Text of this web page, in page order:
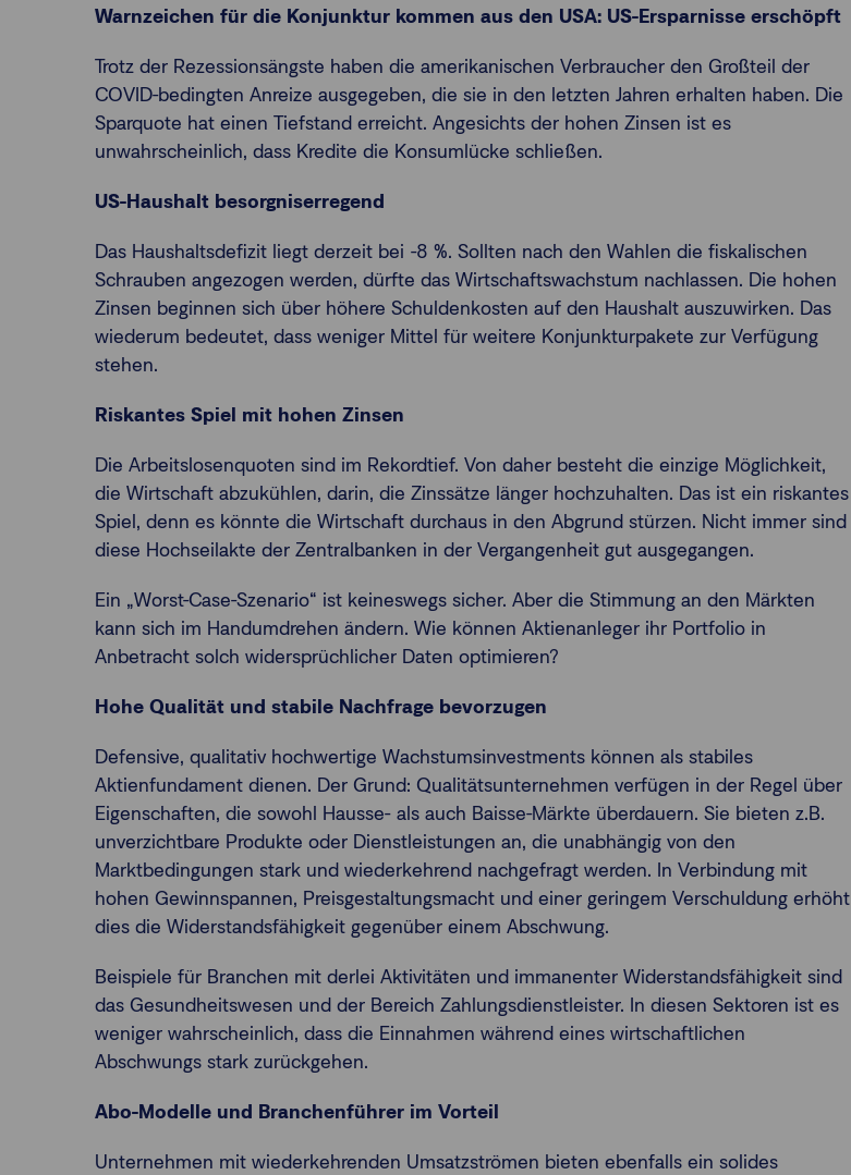
Warnzeichen für die Konjunktur kommen aus den USA: US-Ersparnisse erschöpft
Trotz der Rezessionsängste haben die amerikanischen Verbraucher den Großteil der
COVID-bedingten Anreize ausgegeben, die sie in den letzten Jahren erhalten haben. Die
Sparquote hat einen Tiefstand erreicht. Angesichts der hohen Zinsen ist es
unwahrscheinlich, dass Kredite die Konsumlücke schließen.
US-Haushalt besorgniserregend
Das Haushaltsdefizit liegt derzeit bei -8 %. Sollten nach den Wahlen die fiskalischen
Schrauben angezogen werden, dürfte das Wirtschaftswachstum nachlassen. Die hohen
Zinsen beginnen sich über höhere Schuldenkosten auf den Haushalt auszuwirken. Das
wiederum bedeutet, dass weniger Mittel für weitere Konjunkturpakete zur Verfügung
stehen.
Riskantes Spiel mit hohen Zinsen
Die Arbeitslosenquoten sind im Rekordtief. Von daher besteht die einzige Möglichkeit,
die Wirtschaft abzukühlen, darin, die Zinssätze länger hochzuhalten. Das ist ein riskantes
Spiel, denn es könnte die Wirtschaft durchaus in den Abgrund stürzen. Nicht immer sind
diese Hochseilakte der Zentralbanken in der Vergangenheit gut ausgegangen.
Ein „Worst-Case-Szenario“ ist keineswegs sicher. Aber die Stimmung an den Märkten
kann sich im Handumdrehen ändern. Wie können Aktienanleger ihr Portfolio in
Anbetracht solch widersprüchlicher Daten optimieren?
Hohe Qualität und stabile Nachfrage bevorzugen
Defensive, qualitativ hochwertige Wachstumsinvestments können als stabiles
Aktienfundament dienen. Der Grund: Qualitätsunternehmen verfügen in der Regel über
Eigenschaften, die sowohl Hausse- als auch Baisse-Märkte überdauern. Sie bieten z.B.
unverzichtbare Produkte oder Dienstleistungen an, die unabhängig von den
Marktbedingungen stark und wiederkehrend nachgefragt werden. In Verbindung mit
hohen Gewinnspannen, Preisgestaltungsmacht und einer geringem Verschuldung erhöht
dies die Widerstandsfähigkeit gegenüber einem Abschwung.
Beispiele für Branchen mit derlei Aktivitäten und immanenter Widerstandsfähigkeit sind
das Gesundheitswesen und der Bereich Zahlungsdienstleister. In diesen Sektoren ist es
weniger wahrscheinlich, dass die Einnahmen während eines wirtschaftlichen
Abschwungs stark zurückgehen.
Abo-Modelle und Branchenführer im Vorteil
Unternehmen mit wiederkehrenden Umsatzströmen bieten ebenfalls ein solides